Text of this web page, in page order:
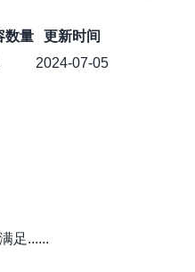
数量
更新时间
2024-07-05
足......